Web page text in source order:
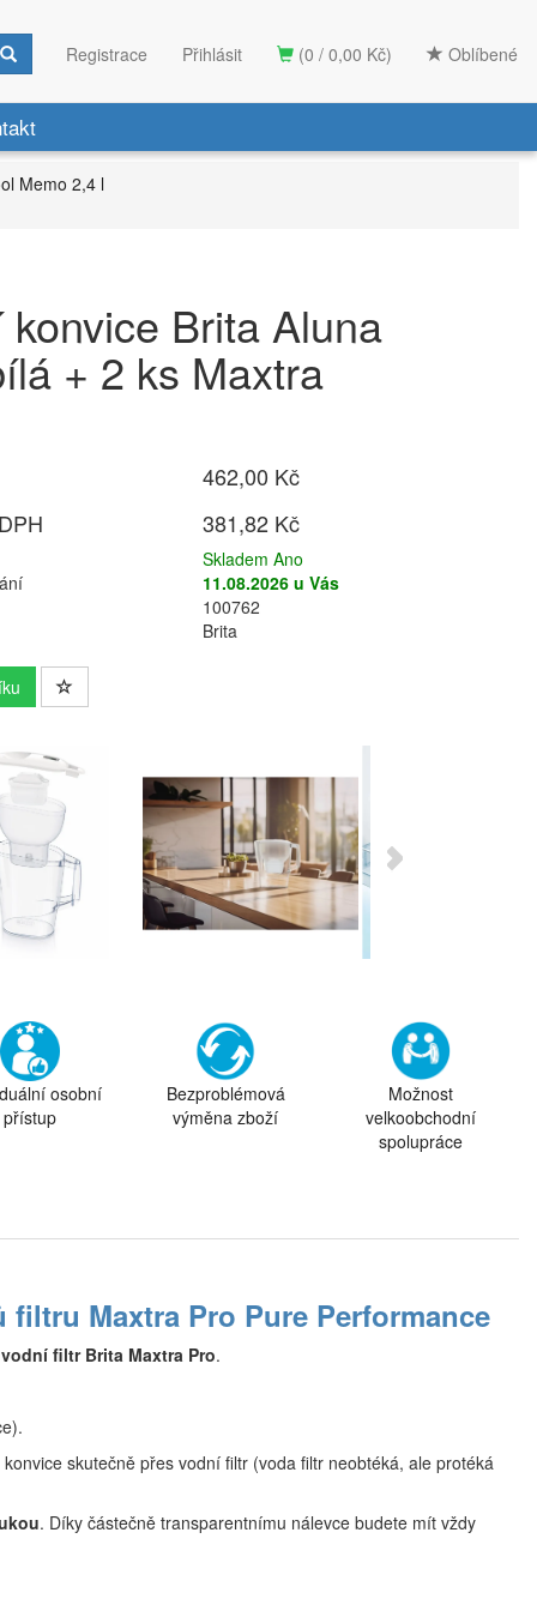
(0 / 0,00 Kč) Oblíbené
Registrace Přihlásit
Memo 2,4 l
Brita Aluna
+ 2 ks Maxtra
462,00 Kč
381,82 Kč
Skladem Ano
11.08.2026 u Vás
100762
Brita
osobní
přístup
Bezproblémová
výměna zboží
Možnost
velkoobchodní
spolupráce
Maxtra Pro Pure Performance
vodní filtr Brita Maxtra Pro.
skutečně přes vodní filtr (voda filtr neobtéká, ale protéká
. Díky částečně transparentnímu nálevce budete mít vždy